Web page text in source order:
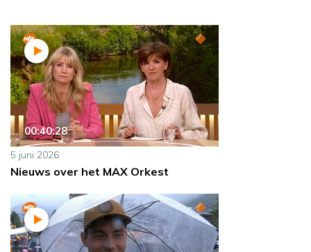
00:40:28
5 juni 2026
Nieuws over het MAX Orkest